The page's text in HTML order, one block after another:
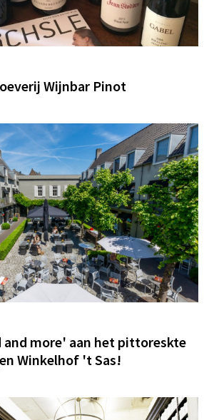
Wijnbar Pinot
and more' aan het pittoreskte
Winkelhof 't Sas!